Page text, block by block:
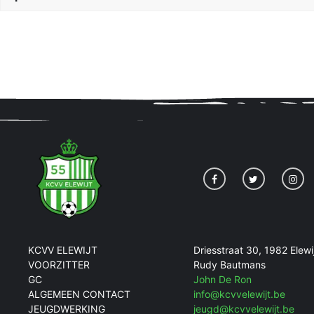
KCVV ELEWIJT
Driesstraat 30, 1982
VOORZITTER
Rudy Bautmans
GC
John De Ron
ALGEMEEN CONTACT
info@kcvvelewijt.be
JEUGDWERKING
jeugd@kcvvelewijt.be